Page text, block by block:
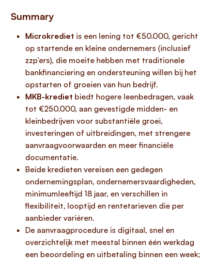
Summary
Microkrediet is een lening tot €50.000, gericht
op startende en kleine ondernemers (inclusief
zzp’ers), die moeite hebben met traditionele
bankfinanciering en ondersteuning willen bij het
opstarten of groeien van hun bedrijf.
MKB-krediet biedt hogere leenbedragen, vaak
tot €250.000, aan gevestigde midden- en
kleinbedrijven voor substantiële groei,
investeringen of uitbreidingen, met strengere
aanvraagvoorwaarden en meer financiële
documentatie.
Beide kredieten vereisen een gedegen
ondernemingsplan, ondernemersvaardigheden,
minimumleeftijd 18 jaar, en verschillen in
flexibiliteit, looptijd en rentetarieven die per
aanbieder variëren.
De aanvraagprocedure is digitaal, snel en
overzichtelijk met meestal binnen één werkdag
een beoordeling en uitbetaling binnen een week;